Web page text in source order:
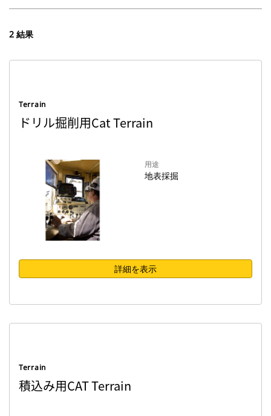
2 結果
Terrain
ドリル掘削用Cat Terrain
用途
地表採掘
詳細を表示
Terrain
積込み用CAT Terrain